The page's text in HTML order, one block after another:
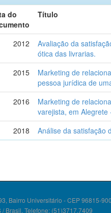
do
Título
2012
Avaliação da
ótica das livrarias.
2015
Marketing de
pessoa jurídica de
2016
Marketing de
varejista, em Alegrete
2018
Análise da satisfação
Bairro Universitário - CEP 96815-900
Brasil. Telefone: (51)3717.7409